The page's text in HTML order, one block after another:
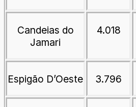
Candeias do
Jamari
4.018
Espigão D’Oeste 3.796